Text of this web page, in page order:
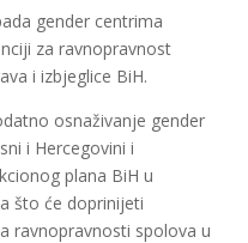
gender centrima
za ravnopravnost
i izbjeglice BiH.
osnaživanje gender
i Hercegovini i
plana BiH u
što će doprinijeti
ravnopravnosti spolova u